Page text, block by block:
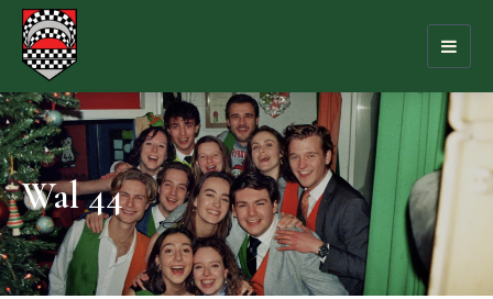
Wal 44